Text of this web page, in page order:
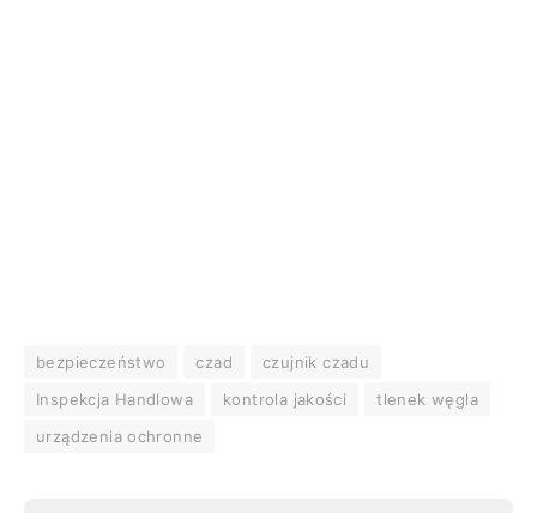
bezpieczeństwo czad
czujnik czadu
Inspekcja Handlowa
kontrola jakości
tlenek węgla
urządzenia ochronne